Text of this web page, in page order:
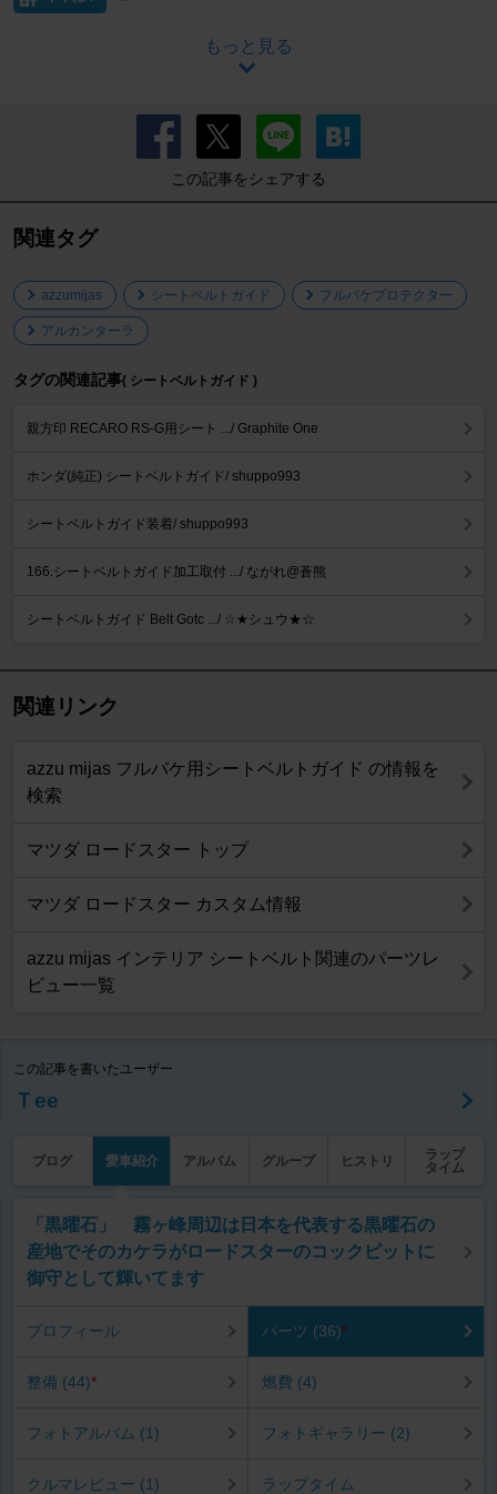
もっと見る
この記事をシェアする
関連タグ
azzumijas シートベルトガイド フルバケプロテクター
アルカンターラ
タグの関連記事( シートベルトガイド )
親方印 RECARO RS-G用シート .../ Graphite One
ホンダ(純正) シートベルトガイド/ shuppo993
シートベルトガイド装着/ shuppo993
166.シートベルトガイド加工取付 .../ ながれ@蒼熊
シートベルトガイド Belt Gotc .../ ☆★シュウ★☆
関連リンク
azzu mijas フルバケ用シートベルトガイド の情報を
検索
マツダ ロードスター トップ
マツダ ロードスター カスタム情報
azzu mijas インテリア シートベルト関連のパーツレ
ビュー一覧
この記事を書いたユーザー
Ｔee
ブログ 愛車紹介 アルバム グループ ヒストリ
ラップ
タイム
「黒曜石」 霧ヶ峰周辺は日本を代表する黒曜石の
産地でそのカケラがロードスターのコックピットに
御守として輝いてます
プロフィール パーツ (36)*
整備 (44)* 燃費 (4)
フォトアルバム (1) フォトギャラリー (2)
クルマレビュー (1) ラップタイム